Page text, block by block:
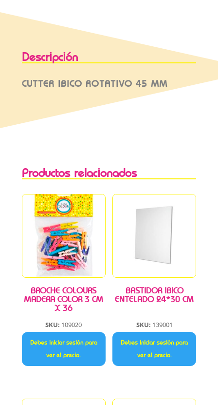
Descripción
CUTTER IBICO ROTATIVO 45 MM
Productos relacionados
BROCHE COLOURS
MADERA COLOR 3 CM
X 36
SKU: 109020
Debes iniciar sesión para
ver el precio.
BASTIDOR IBICO
ENTELADO 24*30 CM
SKU: 139001
Debes iniciar sesión para
ver el precio.